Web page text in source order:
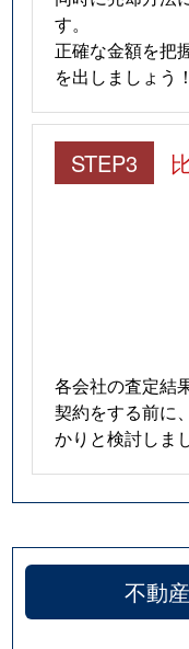
す。
正確な金額を把
を出しましょう！
STEP3
各会社の査定結
契約をする前に
かりと検討しま
不動